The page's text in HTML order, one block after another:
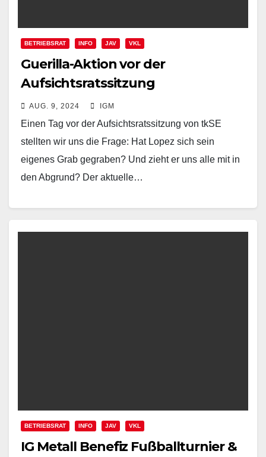
BETRIEBSRAT INFO JAV VKL
Guerilla-Aktion vor der
Aufsichtsratssitzung
AUG. 9, 2024 IGM
Einen Tag vor der Aufsichtsratssitzung von tkSE
stellten wir uns die Frage: Hat Lopez sich sein
eigenes Grab gegraben? Und zieht er uns alle mit in
den Abgrund? Der aktuelle…
BETRIEBSRAT INFO JAV VKL
IG Metall Benefiz Fußballturnier &